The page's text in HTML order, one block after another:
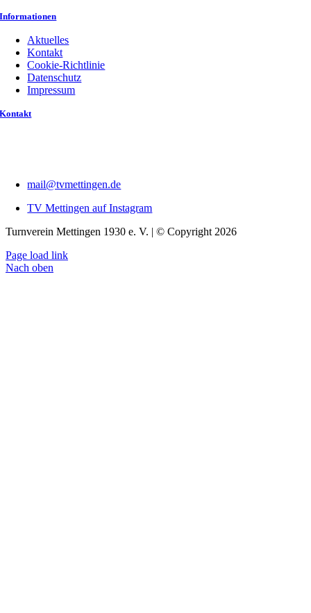
Informationen
Aktuelles
Kontakt
Cookie-Richtlinie
Datenschutz
Impressum
Kontakt
mail@tvmettingen.de
TV Mettingen auf Instagram
Turnverein Mettingen 1930 e. V. | © Copyright 2026
Page load link
Nach oben